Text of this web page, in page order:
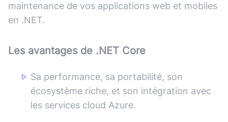
maintenance de vos applications web et mobiles
en .NET.
Les avantages de .NET Core
Sa performance, sa portabilité, son
écosystème riche, et son intégration avec
les services cloud Azure.